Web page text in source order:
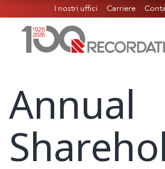
I nostri uffici Carriere
Annual